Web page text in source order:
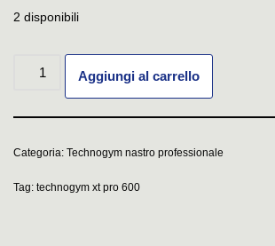
2 disponibili
Aggiungi al carrello
Categoria: Technogym nastro professionale
Tag: technogym xt pro 600